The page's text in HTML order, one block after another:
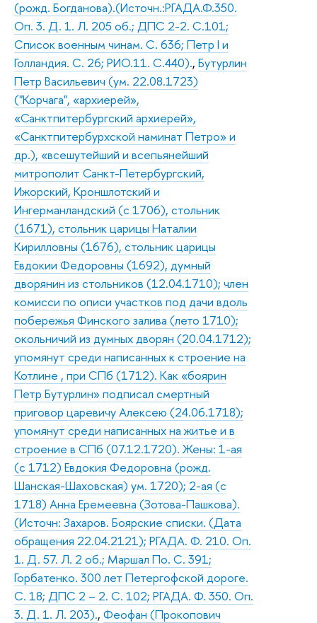
(рожд. Богданова).(Источн.:РГАДА.Ф.350.
Оп. 3. Д. 1. Л. 205 об.; ДПС 2-2. С.101;
Список военным чинам. С. 636; Петр I и
Голландия. С. 26; РИО.11. С.440)., Бутурлин
Петр Васильевич (ум. 22.08.1723)
("Корчага", «архиерей»,
«Санктпитербургский архиерей»,
«Санктпитербурхской наминат Петро» и
др.), «всешутейший и всепьянейший
митрополит Санкт-Петербургский,
Ижорский, Кроншлотский и
Ингерманландский (с 1706), стольник
(1671), стольник царицы Наталии
Кирилловны (1676), стольник царицы
Евдокии Федоровны (1692), думный
дворянин из стольников (12.04.1710); член
комисси по описи участков под дачи вдоль
побережья Финского залива (лето 1710);
окольничий из думных дворян (20.04.1712);
упомянут среди написанных к строение на
Котлине , при СПб (1712). Как «боярин
Петр Бутурлин» подписал смертный
приговор царевичу Алексею (24.06.1718);
упомянут среди написанных на житье и в
строение в СПб (07.12.1720). Жены: 1-ая
(с 1712) Евдокия Федоровна (рожд.
Шанская-Шаховская) ум. 1720); 2-ая (с
1718) Анна Еремеевна (Зотова-Пашкова).
(Источн: Захаров. Боярские списки. (Дата
обращения 22.04.2121); РГАДА. Ф. 210. Оп.
1. Д. 57. Л. 2 об.; Маршал По. С. 391;
Горбатенко. 300 лет Петергофской дороге.
С. 18; ДПС 2 – 2. С. 102; РГАДА. Ф. 350. Оп.
3. Д. 1. Л. 203)., Феофан (Прокопович